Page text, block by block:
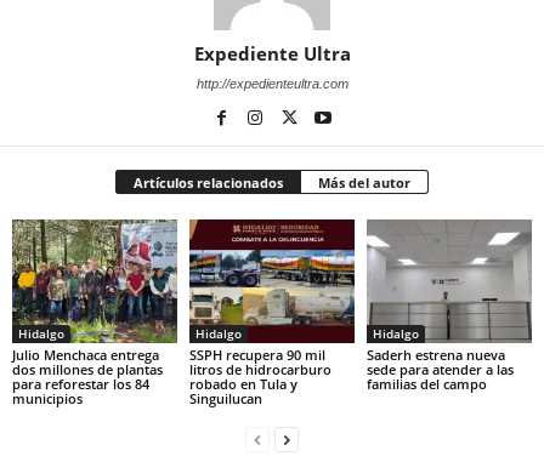
Expediente Ultra
http://expedienteultra.com
Artículos relacionados Más del autor
Hidalgo
Julio Menchaca entrega
dos millones de plantas
para reforestar los 84
municipios
Hidalgo
SSPH recupera 90 mil
litros de hidrocarburo
robado en Tula y
Singuilucan
Hidalgo
Saderh estrena nueva
sede para atender a las
familias del campo